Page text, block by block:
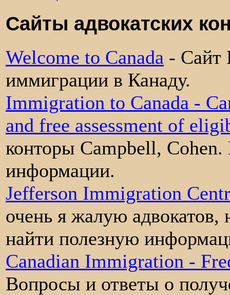
Сайты адвокатских
Welcome to Canadа - Сайт
иммиграции в Канаду.
Immigration to Canada -
and free assessment of
конторы Campbell,
информации.
Jefferson Immigration
очень я жалую
найти полезную
Canadian Immigration -
Вопросы и ответы о